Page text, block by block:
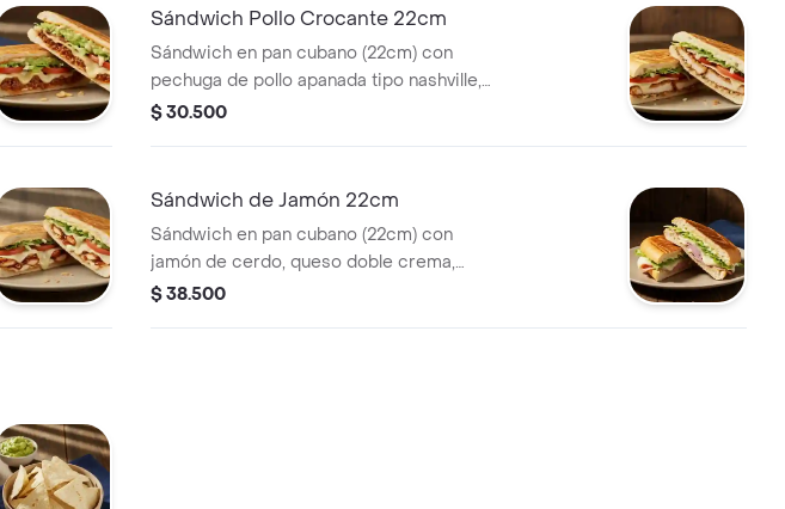
Sándwich Pollo Crocante 22cm
Sándwich en pan cubano (22cm) con
pechuga de pollo apanada tipo nashville,
queso, tomate, lechuga y salsa de ajo.
$ 30.500
Sándwich de Jamón 22cm
Sándwich en pan cubano (22cm) con
jamón de cerdo, queso doble crema,
lechuga y salsa de ajo.
$ 38.500